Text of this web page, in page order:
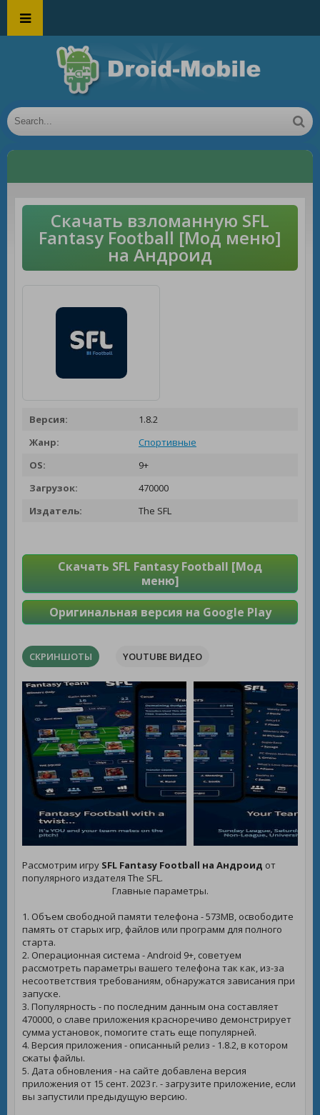
Скачать взломанную SFL
Fantasy Football [Мод меню]
на Андроид
Версия:
1.8.2
Жанр:
Спортивные
OS:
9+
Загрузок:
470000
Издатель:
The SFL
Скачать SFL Fantasy Football [Мод
меню]
Оригинальная версия на Google Play
СКРИНШОТЫ YOUTUBE ВИДЕО
Рассмотрим игру SFL Fantasy Football на Андроид от
популярного издателя The SFL.
Главные параметры.
1. Объем свободной памяти телефона - 573MB, освободите
память от старых игр, файлов или программ для полного
старта.
2. Операционная система - Android 9+, советуем
рассмотреть параметры вашего телефона так как, из-за
несоответствия требованиям, обнаружатся зависания при
запуске.
3. Популярность - по последним данным она составляет
470000, о славе приложения красноречиво демонстрирует
сумма установок, помогите стать еще популярней.
4. Версия приложения - описанный релиз - 1.8.2, в котором
сжаты файлы.
5. Дата обновления - на сайте добавлена версия
приложения от 15 сент. 2023 г. - загрузите приложение, если
вы запустили предыдущую версию.